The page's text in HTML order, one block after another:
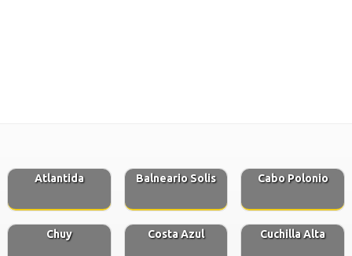
Atlantida Balneario Solis Cabo Polonio
Chuy Costa Azul Cuchilla Alta